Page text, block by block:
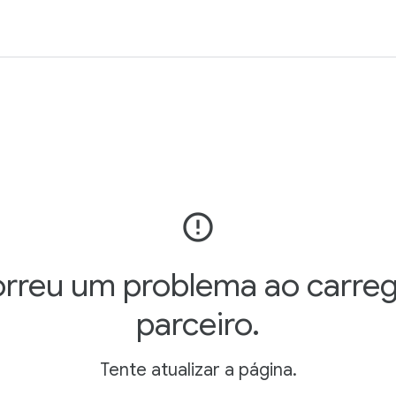
error_outline
um problema ao
parceiro.
Tente atualizar a página.